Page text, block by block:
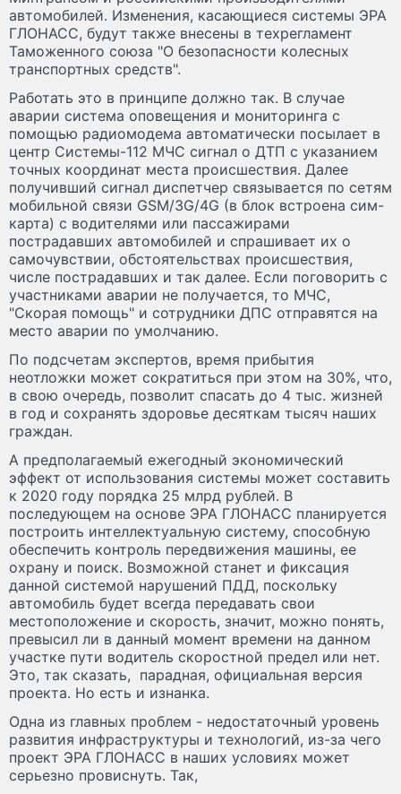
автомобилей. Изменения, касающиеся системы ЭРА
ГЛОНАСС, будут также внесены в техрегламент
Таможенного союза "О безопасности колесных
транспортных средств".
Работать это в принципе должно так. В случае
аварии система оповещения и мониторинга с
помощью радиомодема автоматически посылает в
центр Системы-112 МЧС сигнал о ДТП с указанием
точных координат места происшествия. Далее
получивший сигнал диспетчер связывается по сетям
мобильной связи GSM/3G/4G (в блок встроена сим-
карта) с водителями или пассажирами
пострадавших автомобилей и спрашивает их о
самочувствии, обстоятельствах происшествия,
числе пострадавших и так далее. Если поговорить с
участниками аварии не получается, то МЧС,
"Скорая помощь" и сотрудники ДПС отправятся на
место аварии по умолчанию.
По подсчетам экспертов, время прибытия
неотложки может сократиться при этом на 30%, что,
в свою очередь, позволит спасать до 4 тыс. жизней
в год и сохранять здоровье десяткам тысяч наших
граждан.
А предполагаемый ежегодный экономический
эффект от использования системы может составить
к 2020 году порядка 25 млрд рублей. В
последующем на основе ЭРА ГЛОНАСС планируется
построить интеллектуальную систему, способную
обеспечить контроль передвижения машины, ее
охрану и поиск. Возможной станет и фиксация
данной системой нарушений ПДД, поскольку
автомобиль будет всегда передавать свои
местоположение и скорость, значит, можно понять,
превысил ли в данный момент времени на данном
участке пути водитель скоростной предел или нет.
Это, так сказать, парадная, официальная версия
проекта. Но есть и изнанка.
Одна из главных проблем - недостаточный уровень
развития инфраструктуры и технологий, из-за чего
проект ЭРА ГЛОНАСС в наших условиях может
серьезно провиснуть. Так,